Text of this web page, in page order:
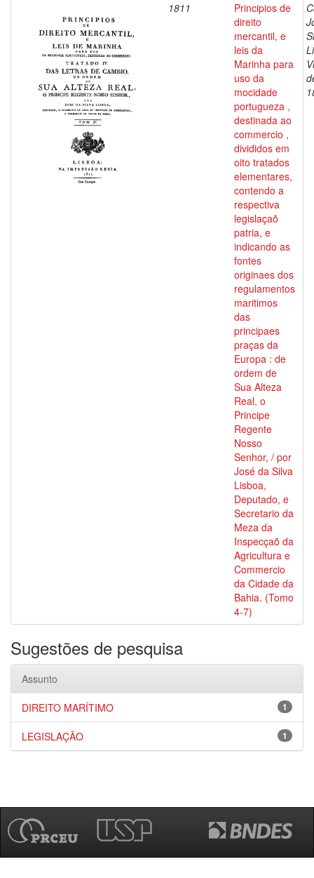
1811
Principios de
direito
mercantil, e
leis da
Marinha para
uso da
mocidade
portugueza ,
destinada ao
commercio ,
divididos em
oito tratados
elementares,
contendo a
respectiva
legislaçaõ
patria, e
indicando as
fontes
originaes dos
regulamentos
maritimos
das
principaes
praças da
Europa : de
ordem de
Sua Alteza
Real, o
Principe
Regente
Nosso
Senhor, / por
José da Silva
Lisboa,
Deputado, e
Secretario da
Meza da
Inspecçaõ da
Agricultura e
Commercio
da Cidade da
Bahia. (Tomo
4-7)
Sugestões de pesquisa
Assunto
1
DIREITO MARÍTIMO
1
LEGISLAÇÃO